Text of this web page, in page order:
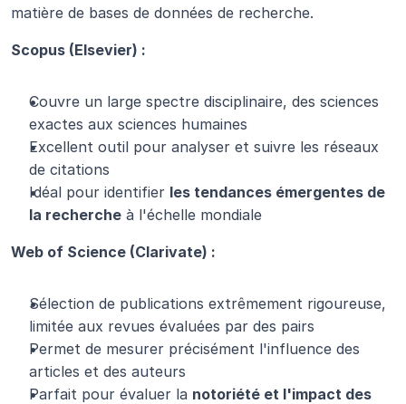
matière de bases de données de recherche.
Scopus (Elsevier) :
Couvre un large spectre disciplinaire, des sciences
exactes aux sciences humaines
Excellent outil pour analyser et suivre les réseaux
de citations
Idéal pour identifier les tendances émergentes de
la recherche à l'échelle mondiale
Web of Science (Clarivate) :
Sélection de publications extrêmement rigoureuse,
limitée aux revues évaluées par des pairs
Permet de mesurer précisément l'influence des
articles et des auteurs
Parfait pour évaluer la notoriété et l'impact des